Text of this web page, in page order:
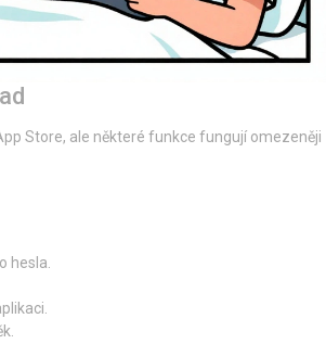
Store, ale některé funkce fungují omezeněji
hesla.